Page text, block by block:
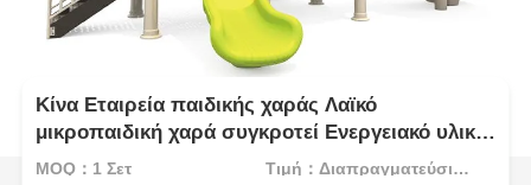
Κίνα Εταιρεία παιδικής χαράς Λαϊκό
μικροπαιδική χαρά συγκροτεί Ενεργειακό υλικό
Ασφάλειας Αδιάβροχο πλαστικό διαφάνεια
MOQ：1 Σετ Τιμή：Διαπραγματεύσιμος